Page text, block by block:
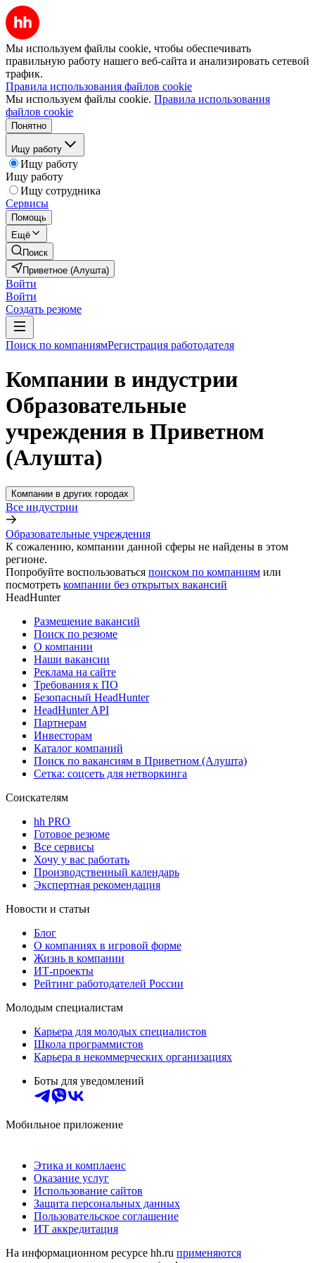
Мы используем файлы cookie, чтобы обеспечивать
правильную работу нашего веб-сайта и анализировать сетевой
трафик.
Правила использования файлов cookie
Мы используем файлы cookie. Правила использования
файлов cookie
Понятно
Ищу работу
Ищу работу
Ищу работу
Ищу сотрудника
Сервисы
Помощь
Ещё
Поиск
Приветное (Алушта)
Войти
Войти
Создать резюме
Поиск по компаниямРегистрация работодателя
Компании в индустрии
Образовательные
учреждения в Приветном
(Алушта)
Компании в других городах
Все индустрии
Образовательные учреждения
К сожалению, компании данной сферы не найдены в этом
регионе.
Попробуйте воспользоваться поиском по компаниям или
посмотреть компании без открытых вакансий
HeadHunter
Размещение вакансий
Поиск по резюме
О компании
Наши вакансии
Реклама на сайте
Требования к ПО
Безопасный HeadHunter
HeadHunter API
Партнерам
Инвесторам
Каталог компаний
Поиск по вакансиям в Приветном (Алушта)
Сетка: соцсеть для нетворкинга
Соискателям
hh PRO
Готовое резюме
Все сервисы
Хочу у вас работать
Производственный календарь
Экспертная рекомендация
Новости и статьи
Блог
О компаниях в игровой форме
Жизнь в компании
ИТ-проекты
Рейтинг работодателей России
Молодым специалистам
Карьера для молодых специалистов
Школа программистов
Карьера в некоммерческих организациях
Боты для уведомлений
Мобильное приложение
Этика и комплаенс
Оказание услуг
Использование сайтов
Защита персональных данных
Пользовательское соглашение
ИТ аккредитация
На информационном ресурсе hh.ru применяются